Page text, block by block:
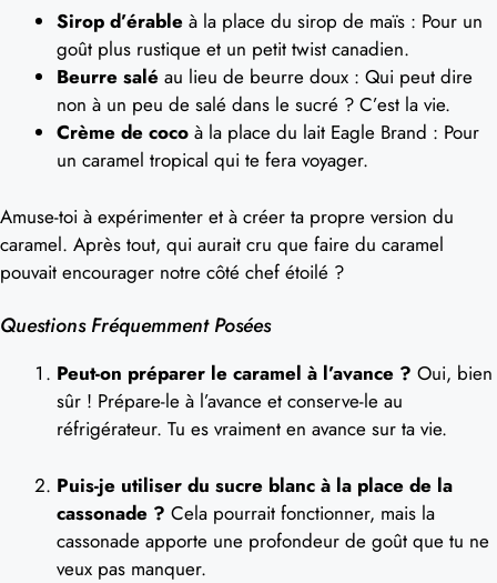
Sirop d’érable à la place du sirop de maïs : Pour un
goût plus rustique et un petit twist canadien.
Beurre salé au lieu de beurre doux : Qui peut dire
non à un peu de salé dans le sucré ? C’est la vie.
Crème de coco à la place du lait Eagle Brand : Pour
un caramel tropical qui te fera voyager.
Amuse-toi à expérimenter et à créer ta propre version du
caramel. Après tout, qui aurait cru que faire du caramel
pouvait encourager notre côté chef étoilé ?
Questions Fréquemment Posées
Peut-on préparer le caramel à l’avance ? Oui, bien
sûr ! Prépare-le à l’avance et conserve-le au
réfrigérateur. Tu es vraiment en avance sur ta vie.
Puis-je utiliser du sucre blanc à la place de la
cassonade ? Cela pourrait fonctionner, mais la
cassonade apporte une profondeur de goût que tu ne
veux pas manquer.